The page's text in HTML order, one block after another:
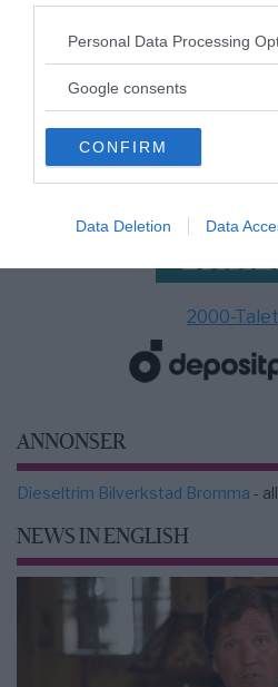
Please note that this website/app
not limited to your visit or usage
use your data for below specified
consent section.
Personal Data Processing
Google consents
CONFIRM
Data Deletion Data
MEDIA PARTNERS
2000-
ANNONSER
Dieseltrim Bilverkstad Bromma -
NEWS IN ENGLISH